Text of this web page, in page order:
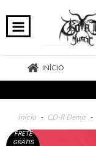
INÍCIO
Início - CD-R Demo -
FRETE
GRÁTIS